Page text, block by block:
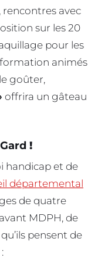
, rencontres avec
sur les 20
pour les
animés
goûter,
offrira un gâteau
!
handicap et de
départemental
de quatre
MDPH, de
pensent de